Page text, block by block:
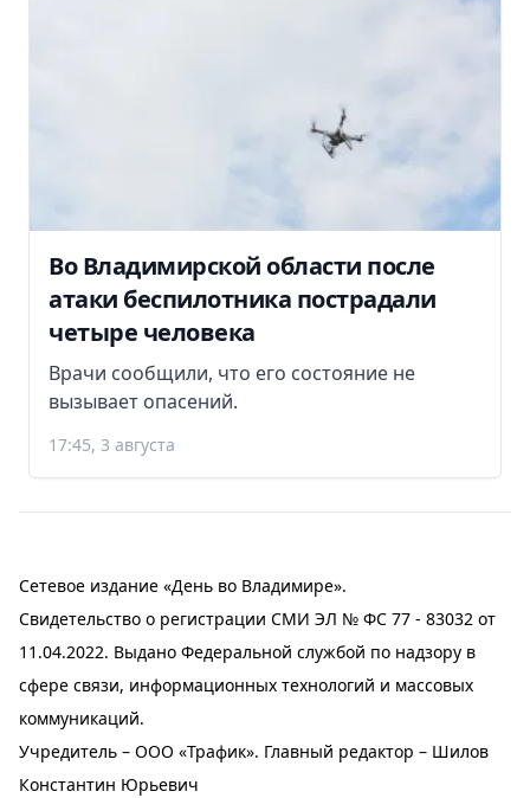
Во Владимирской области после
атаки беспилотника пострадали
четыре человека
Врачи сообщили, что его состояние не
вызывает опасений.
17:45, 3 августа
Сетевое издание «День во Владимире».
Свидетельство о регистрации СМИ ЭЛ № ФС 77 - 83032 от
11.04.2022. Выдано Федеральной службой по надзору в
сфере связи, информационных технологий и массовых
коммуникаций.
Учредитель – ООО «Трафик». Главный редактор – Шилов
Константин Юрьевич